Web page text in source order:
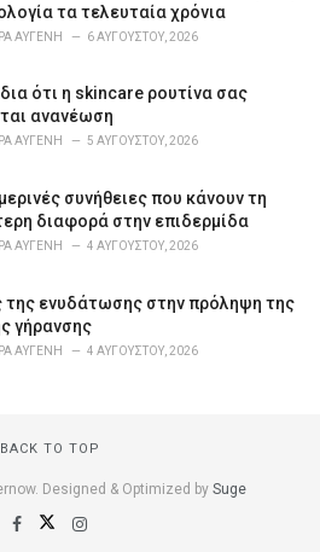
τα τελευταία χρόνια
ΑΥΓΈΝΗ 6 ΑΥΓΟΎΣΤΟΥ, 2026
ότι η skincare ρουτίνα σας
ανανέωση
ΑΥΓΈΝΗ 5 ΑΥΓΟΎΣΤΟΥ, 2026
συνήθειες που κάνουν τη
διαφορά στην επιδερμίδα
ΑΥΓΈΝΗ 4 ΑΥΓΟΎΣΤΟΥ, 2026
της ενυδάτωσης στην πρόληψη της
γήρανσης
ΑΥΓΈΝΗ 4 ΑΥΓΟΎΣΤΟΥ, 2026
BACK TO TOP
Designed & Optimized by Suge